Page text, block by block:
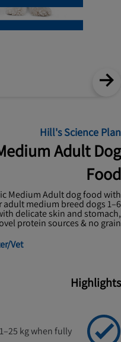
Hill's Science Plan
Adult Dog
Food
Medium Adult dog food with
medium breed dogs 1–6
delicate skin and stomach,
protein sources & no grain.
Vet
Highlights
kg when fully